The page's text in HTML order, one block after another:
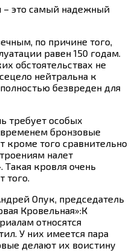
– это самый надежный
по причине того,
равен 150 годам.
обстоятельствах не
нейтральна к
безвреден для
требует особых
бронзовые
кроме того сравнительно
налет
Такая кровля очень
того.
Опук, председатель
Кровельная»:К
относятся
У них имеется пара
делают их воистину